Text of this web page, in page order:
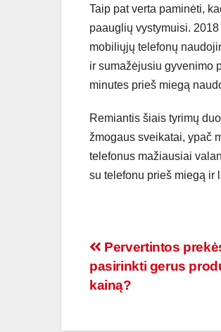
Taip pat verta paminėti,
paauglių vystymuisi.
mobiliųjų telefonų
ir sumažėjusiu gyvenimo
minutes prieš miegą
Remiantis šiais tyrimų
žmogaus sveikatai, ypač
telefonus mažiausiai
su telefonu prieš miegą ir
Navigacija
tarp
Pervertintos
pasirinkti gerus
kainą?